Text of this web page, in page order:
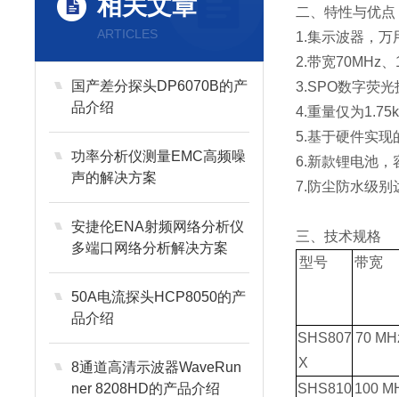
相关文章
ARTICLES
国产差分探头DP6070B的产
品介绍
功率分析仪测量EMC高频噪
声的解决方案
安捷伦ENA射频网络分析仪
多端口网络分析解决方案
50A电流探头HCP8050的产
品介绍
8通道高清示波器WaveRun
ner 8208HD的产品介绍
二、特性与优点
1.集示波器，万
2.带宽70MHz
3.SPO数字荧
4.重量仅为
5.基于硬件实现
6.新款锂电池，
7.防尘防水级别
三、技术规格
型号
带宽
SHS807
X
70
SHS810 100